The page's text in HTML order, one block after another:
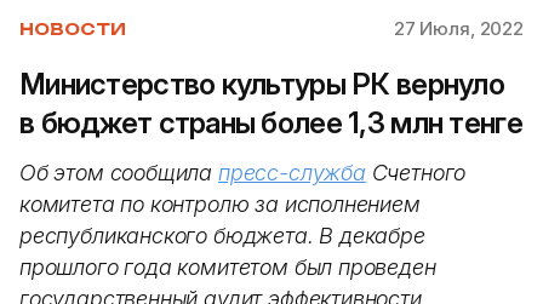
НОВОСТИ 27 Июля, 2022
Министерство культуры РК вернуло
в бюджет страны более 1,3 млн тенге
Об этом сообщила пресс-служба Счетного
комитета по контролю за исполнением
республиканского бюджета. В декабре
прошлого года комитетом был проведен
государственный аудит эффективности